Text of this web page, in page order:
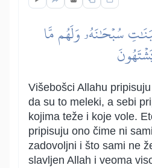
سُبۡحَٰنَهُۥ وَلَهُم مَّا
Višebošci Allahu
da su to meleki, a sebi
kojima teže i koje vole.
pripisuju ono čime ni
zadovoljni i što sami ne
slavljen Allah i veoma